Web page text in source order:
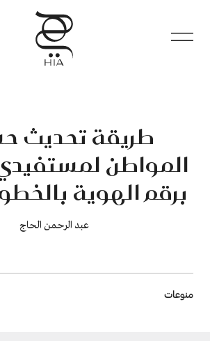
طريقة تحديث
المواطن لمستفيدي
برقم الهوية بالخطوات
عبد الرحمن الحاج
Breadcrumb
منوعات